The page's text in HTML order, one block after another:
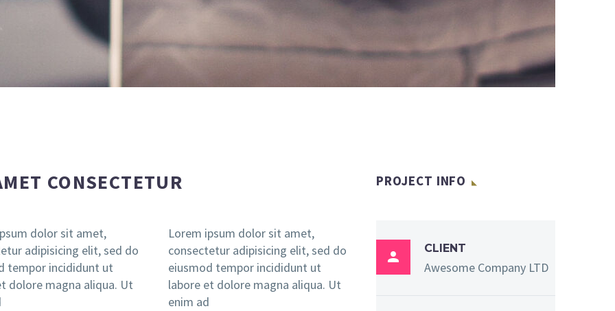
CONSECTETUR
dolor sit amet,
adipisicing elit, sed do
tempor incididunt ut
dolore magna aliqua. Ut
Lorem ipsum dolor sit amet,
consectetur adipisicing elit, sed do
eiusmod tempor incididunt ut
labore et dolore magna aliqua. Ut
enim ad
PROJECT INFO

CLIENT
Awesome Company LTD